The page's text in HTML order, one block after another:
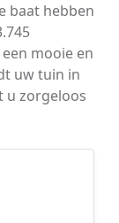
baat hebben
mooie en
uw tuin in
u zorgeloos